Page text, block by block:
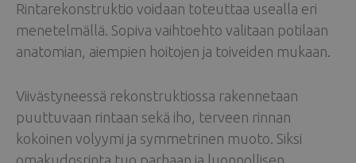
Rintarekonstruktio voidaan toteuttaa usealla eri
menetelmällä. Sopiva vaihtoehto valitaan potilaan
anatomian, aiempien hoitojen ja toiveiden mukaan.
Viivästyneessä rekonstruktiossa rakennetaan
puuttuvaan rintaan sekä iho, terveen rinnan
kokoinen volyymi ja symmetrinen muoto. Siksi